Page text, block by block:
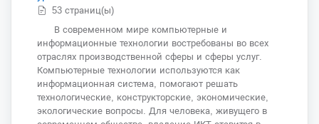
53 страниц(ы)
В современном мире компьютерные и
информационные технологии востребованы во всех
отраслях производственной сферы и сферы услуг.
Компьютерные технологии используются как
информационная система, помогают решать
технологические, конструкторские, экономические,
экологические вопросы. Для человека, живущего в